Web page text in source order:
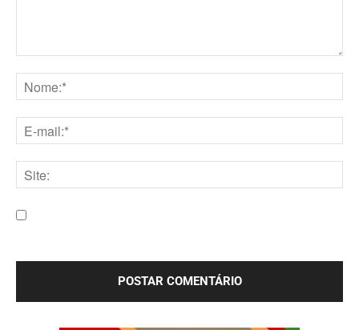
mail:*